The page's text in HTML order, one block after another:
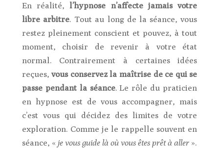
En réalité,l’hypnose n’affecte jamais votre
libre arbitre. Tout au long de la séance, vous
restez pleinement conscient et pouvez, à tout
moment, choisir de revenir à votre état
normal. Contrairement à certaines idées
reçues,vous conservez la maîtrise de ce qui se
passe pendant la séance. Le rôle du praticien
en hypnose est de vous accompagner, mais
c’est vous qui décidez des limites de votre
exploration. Comme je le rappelle souvent en
séance, « je vous guide là où vous êtes prêt à aller».